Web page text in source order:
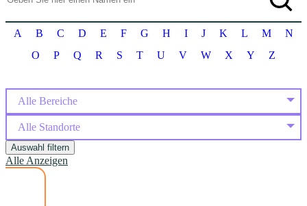
A B C D E F G H I J K L M
N
O
P Q R S T U V W X Y Z
Alle Bereiche
Alle Standorte
Auswahl filtern
Alle Anzeigen